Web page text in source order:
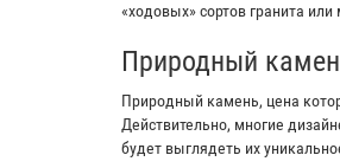
«ходовых» сортов гранита
Природный
Природный камень, цена
Действительно, многие
будет выглядеть их